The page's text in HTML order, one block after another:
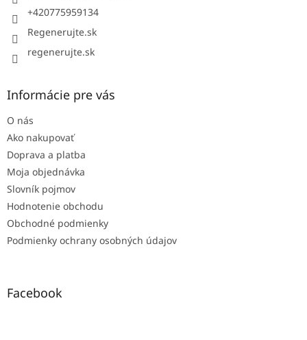
+420775959134
Regenerujte.sk
regenerujte.sk
Informácie pre vás
O nás
Ako nakupovať
Doprava a platba
Moja objednávka
Slovník pojmov
Hodnotenie obchodu
Obchodné podmienky
Podmienky ochrany osobných údajov
Facebook